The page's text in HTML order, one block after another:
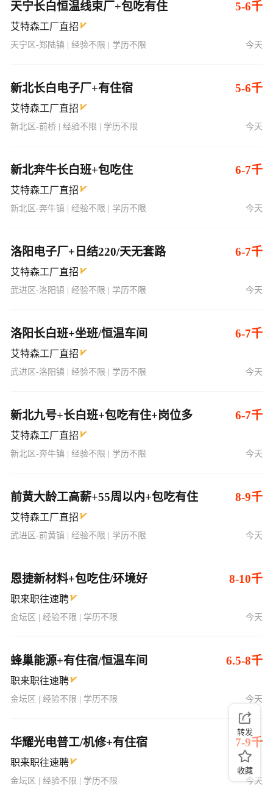
天宁长白恒温线束厂+包吃有住 5-6千
艾特森工厂直招
天宁区-郑陆镇 | 经验不限 | 学历不限 今天
新北长白电子厂+有住宿 5-6千
艾特森工厂直招
新北区-前桥 | 经验不限 | 学历不限 今天
新北奔牛长白班+包吃住 6-7千
艾特森工厂直招
新北区-奔牛镇 | 经验不限 | 学历不限 今天
洛阳电子厂+日结220/天无套路 6-7千
艾特森工厂直招
武进区-洛阳镇 | 经验不限 | 学历不限 今天
洛阳长白班+坐班/恒温车间 6-7千
艾特森工厂直招
武进区-洛阳镇 | 经验不限 | 学历不限 今天
新北九号+长白班+包吃有住+岗位多 6-7千
艾特森工厂直招
新北区-奔牛镇 | 经验不限 | 学历不限 今天
前黄大龄工高薪+55周以内+包吃有住 8-9千
艾特森工厂直招
武进区-前黄镇 | 经验不限 | 学历不限 今天
恩捷新材料+包吃住/环境好 8-10千
职来职往速聘
金坛区 | 经验不限 | 学历不限 今天
蜂巢能源+有住宿/恒温车间 6.5-8千
职来职往速聘
金坛区 | 经验不限 | 学历不限 今天
华耀光电普工/机修+有住宿 7-9千
职来职往速聘
金坛区 | 经验不限 | 学历不限 今天
转发
收藏